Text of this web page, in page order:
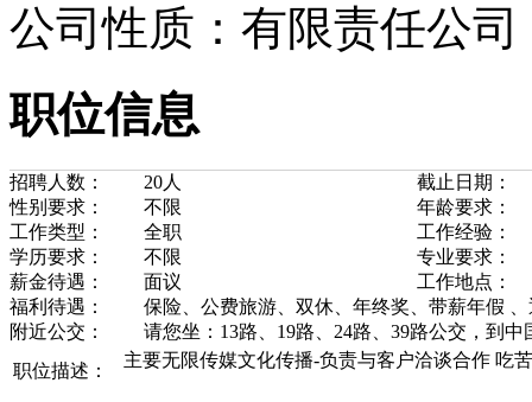
公司性质：有限责任公司
职位信息
招聘人数： 20人
截止日期：
性别要求：
不限
年龄要求：
工作类型：
全职
工作经验：
学历要求：
不限
专业要求：
薪金待遇：
面议
工作地点：
福利待遇：
保险、公费旅游、双休、年终奖、带薪年假
附近公交：
请您坐：13路、19路、24路、39路公交，到中
职位描述：
主要无限传媒文化传播-负责与客户洽谈合作 吃